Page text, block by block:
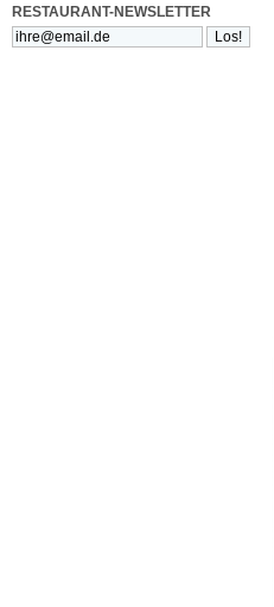
RESTAURANT-NEWSLETTER